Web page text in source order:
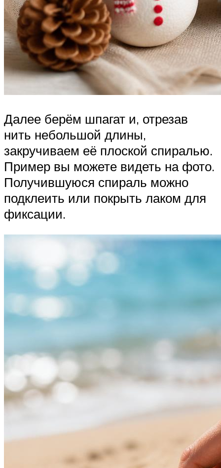
Далее берём шпагат и, отрезав
нить небольшой длины,
закручиваем её плоской спиралью.
Пример вы можете видеть на фото.
Получившуюся спираль можно
подклеить или покрыть лаком для
фиксации.